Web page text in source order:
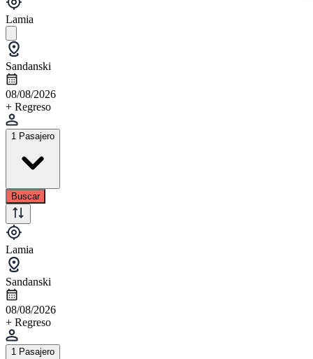
Lamia
Sandanski
08/08/2026
+ Regreso
1 Pasajero
Buscar
Lamia
Sandanski
08/08/2026
+ Regreso
1 Pasajero